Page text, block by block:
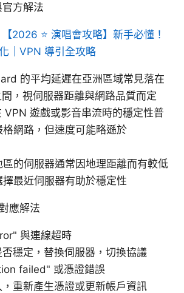
方解法
【2026 ⭐ 演唱會攻略】新手必懂！
｜VPN 導引全攻略
的平均延遲在亞洲區域常見落在
，視伺服器距離與網路品質而定
VPN 遊戲或影音串流時的穩定性普
網路，但速度可能略遜於
區的伺服器通常因地理距離而有較低
最近伺服器有助於穩定性
應解法
與連線超時
穩定，替換伺服器，切換協議
failed" 或憑證錯誤
重新產生憑證或更新帳戶資訊